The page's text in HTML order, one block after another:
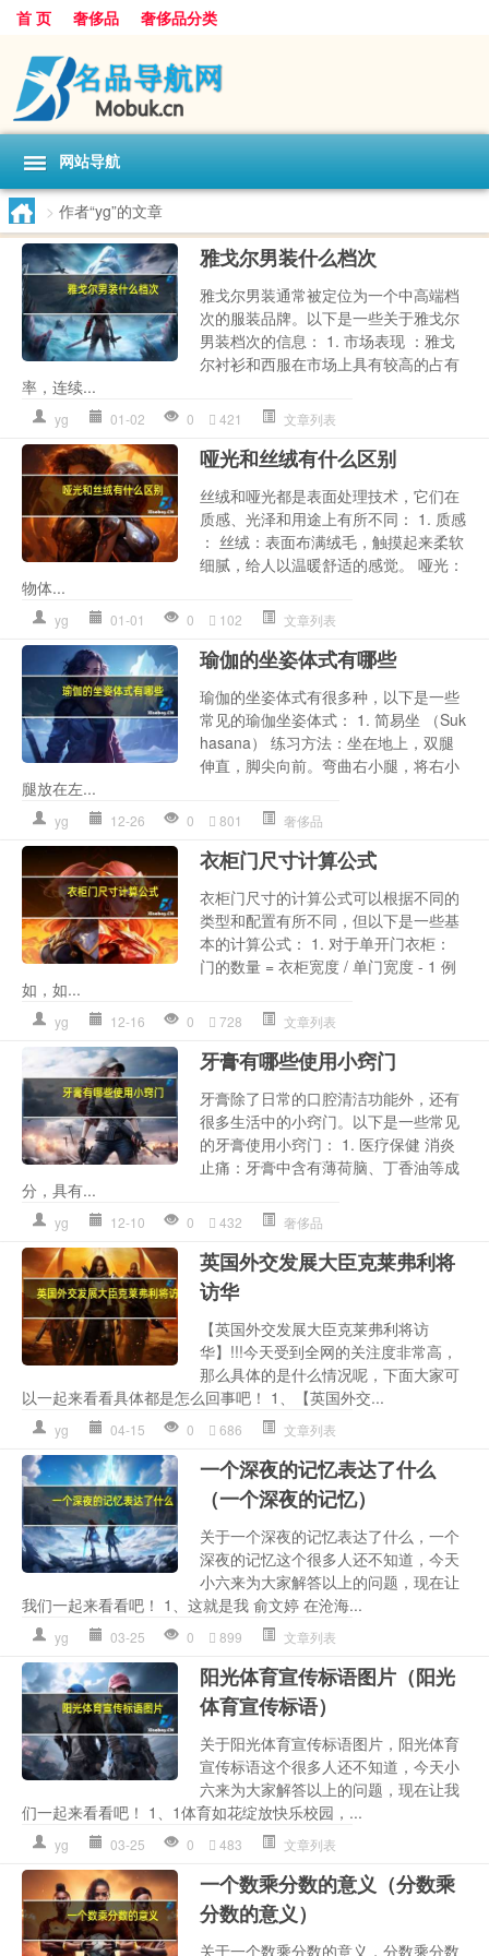
首 页 奢侈品 奢侈品分类
网站导航
> 作者“yg”的文章
雅戈尔男装什么档次
雅戈尔男装通常被定位为一个中高端档
次的服装品牌。以下是一些关于雅戈尔
男装档次的信息： 1. 市场表现 ：雅戈
尔衬衫和西服在市场上具有较高的占有
率，连续...
yg 01-02 0 421 文章列表
哑光和丝绒有什么区别
丝绒和哑光都是表面处理技术，它们在
质感、光泽和用途上有所不同： 1. 质感
： 丝绒：表面布满绒毛，触摸起来柔软
细腻，给人以温暖舒适的感觉。 哑光：
物体...
yg 01-01 0 102 文章列表
瑜伽的坐姿体式有哪些
瑜伽的坐姿体式有很多种，以下是一些
常见的瑜伽坐姿体式： 1. 简易坐 （Suk
hasana） 练习方法：坐在地上，双腿
伸直，脚尖向前。弯曲右小腿，将右小
腿放在左...
yg 12-26 0 801 奢侈品
衣柜门尺寸计算公式
衣柜门尺寸的计算公式可以根据不同的
类型和配置有所不同，但以下是一些基
本的计算公式： 1. 对于单开门衣柜：
门的数量 = 衣柜宽度 / 单门宽度 - 1 例
如，如...
yg 12-16 0 728 文章列表
牙膏有哪些使用小窍门
牙膏除了日常的口腔清洁功能外，还有
很多生活中的小窍门。以下是一些常见
的牙膏使用小窍门： 1. 医疗保健 消炎
止痛：牙膏中含有薄荷脑、丁香油等成
分，具有...
yg 12-10 0 432 奢侈品
英国外交发展大臣克莱弗利将
访华
【英国外交发展大臣克莱弗利将访
华】!!!今天受到全网的关注度非常高，
那么具体的是什么情况呢，下面大家可
以一起来看看具体都是怎么回事吧！ 1、【英国外交...
yg 04-15 0 686 文章列表
一个深夜的记忆表达了什么
（一个深夜的记忆）
关于一个深夜的记忆表达了什么，一个
深夜的记忆这个很多人还不知道，今天
小六来为大家解答以上的问题，现在让
我们一起来看看吧！ 1、这就是我 俞文婷 在沧海...
yg 03-25 0 899 文章列表
阳光体育宣传标语图片（阳光
体育宣传标语）
关于阳光体育宣传标语图片，阳光体育
宣传标语这个很多人还不知道，今天小
六来为大家解答以上的问题，现在让我
们一起来看看吧！ 1、1体育如花绽放快乐校园，...
yg 03-25 0 483 文章列表
一个数乘分数的意义（分数乘
分数的意义）
关于一个数乘分数的意义，分数乘分数